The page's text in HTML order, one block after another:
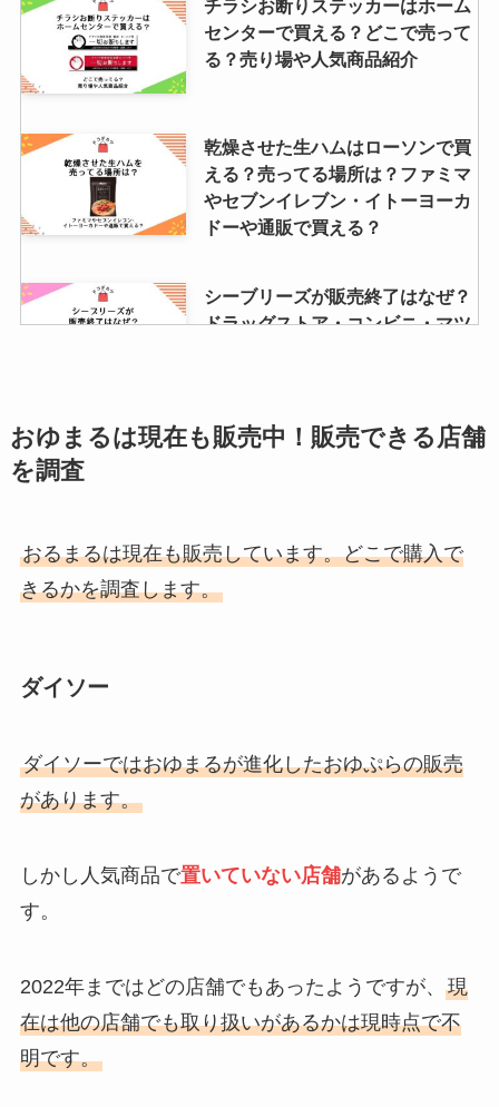
ルディや100均で売ってる？おす
すめ商品はコレだ！
nポリッシュオイルはどこで買え
る？薬局で売ってる？取り扱い店
舗をリサーチ！
に売ってる？キャンドゥ・セリア
など100均 の容量はどのくらい？
了？理由は？amazonで買える？
水着どこで買う？ドンキホーテな
る？値段や最安値も調査
チラシお断りステッカーはホーム
センターで買える？どこで売って
る？売り場や人気商品紹介
乾燥させた生ハムはローソンで買
える？売ってる場所は？ファミマ
やセブンイレブン・イトーヨーカ
ドーや通販で買える？
シーブリーズが販売終了はなぜ？
ドラッグストア・コンビニ・マツ
ルルアタックibエースは販売中
式サイト・アプリで買える？購
徹底調査！
クリアのシャンプーが販売中止は
なぜ？やばい＆はげる？今どこで
iphoneのイヤホンが100均で売っ
てる？セリアやダイソーでおすす
おゆまるは現在も販売中！販売できる店舗
を調査
おるまるは現在も販売しています。どこで購入で
きるかを調査します。
ダイソー
ダイソーではおゆまるが進化したおゆぷらの販売
があります。
しかし人気商品で置いていない店舗があるようで
す。
2022年まではどの店舗でもあったようですが、 現
在は他の店舗でも取り扱いがあるかは現時点で不
明です。